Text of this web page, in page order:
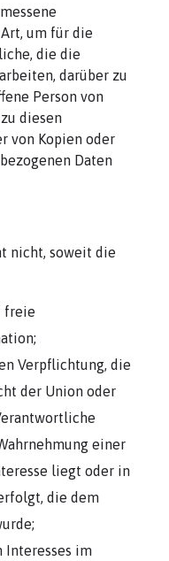
um für die
die die
darüber zu
Person von
diesen
von Kopien oder
Daten
nicht, soweit die
freie
Verpflichtung, die
der Union oder
einer
liegt oder in
die dem
Interesses im